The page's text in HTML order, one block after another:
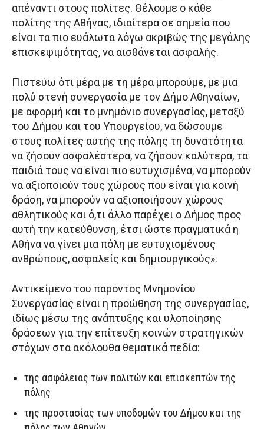
απέναντι στους πολίτες. Θέλουμε ο κάθε
πολίτης της Αθήνας, ιδιαίτερα σε σημεία που
είναι τα πιο ευάλωτα λόγω ακριβώς της μεγάλης
επισκεψιμότητας, να αισθάνεται ασφαλής.
Πιστεύω ότι μέρα με τη μέρα μπορούμε, με μια
πολύ στενή συνεργασία με τον Δήμο Αθηναίων,
με αφορμή και το μνημόνιο συνεργασίας, μεταξύ
του Δήμου και του Υπουργείου, να δώσουμε
στους πολίτες αυτής της πόλης τη δυνατότητα
να ζήσουν ασφαλέστερα, να ζήσουν καλύτερα, τα
παιδιά τους να είναι πιο ευτυχισμένα, να μπορούν
να αξιοποιούν τους χώρους που είναι για κοινή
δράση, να μπορούν να αξιοποιήσουν χώρους
αθλητικούς και ό,τι άλλο παρέχει ο Δήμος προς
αυτή την κατεύθυνση, έτσι ώστε πραγματικά η
Αθήνα να γίνει μια πόλη με ευτυχισμένους
ανθρώπους, ασφαλείς και δημιουργικούς».
Αντικείμενο του παρόντος Μνημονίου
Συνεργασίας είναι η προώθηση της συνεργασίας,
ιδίως μέσω της ανάπτυξης και υλοποίησης
δράσεων για την επίτευξη κοινών στρατηγικών
στόχων στα ακόλουθα θεματικά πεδία:
της ασφάλειας των πολιτών και επισκεπτών της
πόλης
της προστασίας των υποδομών του Δήμου και της